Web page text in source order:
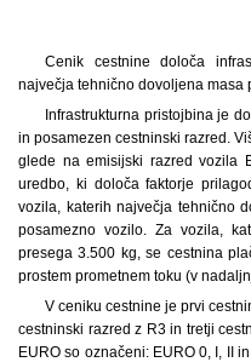
Cenik cestnine določa
največja tehnično dovoljena masa
Infrastrukturna pristojbina je
in posamezen cestninski razred.
glede na emisijski razred vozila
uredbo, ki določa faktorje
vozila, katerih največja tehnično
posamezno vozilo. Za vozila,
presega 3.500 kg, se cestnina
prostem prometnem toku (v
V ceniku cestnine je prvi
cestninski razred z R3 in tretji
EURO so označeni: EURO 0, I, II